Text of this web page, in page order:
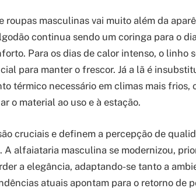
roupas masculinas vai muito além da
continua sendo um coringa para o
Para os dias de calor intenso, o linho
para manter o frescor. Já a lã é
térmico necessário em climas mais frios,
o material ao uso e à estação.
cruciais e definem a percepção de
A alfaiataria masculina se modernizou,
a elegância, adaptando-se tanto a
atuais apontam para o retorno de